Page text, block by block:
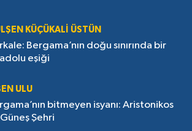
KÜÇÜKALI ÜSTÜN
Bergama’nın doğu sınırında bir
eşiği
ULU
bitmeyen isyanı: Aristonikos
Şehri